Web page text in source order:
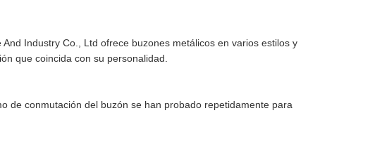
Industry Co., Ltd ofrece buzones metálicos en varios estilos y
que coincida con su personalidad.
de conmutación del buzón se han probado repetidamente para